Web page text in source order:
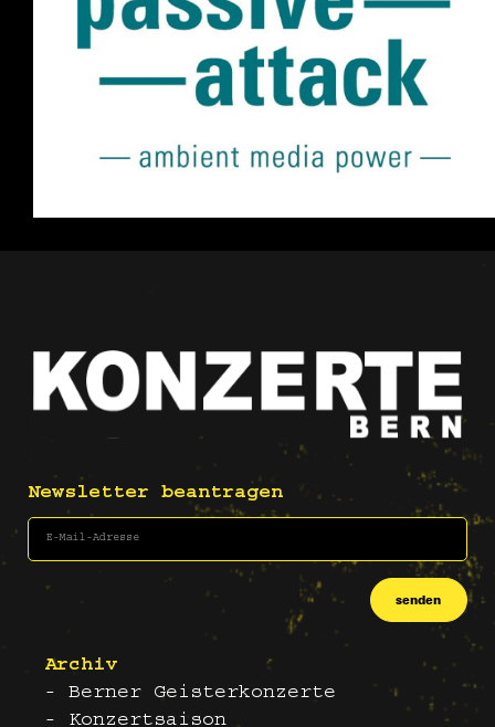
Newsletter beantragen
senden
Archiv
- Berner Geisterkonzerte
- Konzertsaison